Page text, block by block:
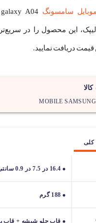
سامسونگ
لیپک، این محصول را در
قیمت دریافت نمایید.
MOBILE
16.4 در 7.5 در 0.9 سانتی‌متر
188 گرم
قاب جلو شیشه + قاب